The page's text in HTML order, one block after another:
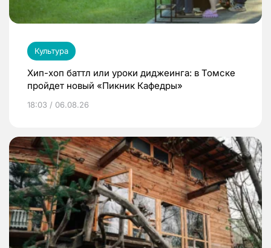
Культура
Хип-хоп баттл или уроки диджеинга: в Томске
пройдет новый «Пикник Кафедры»
18:03 / 06.08.26